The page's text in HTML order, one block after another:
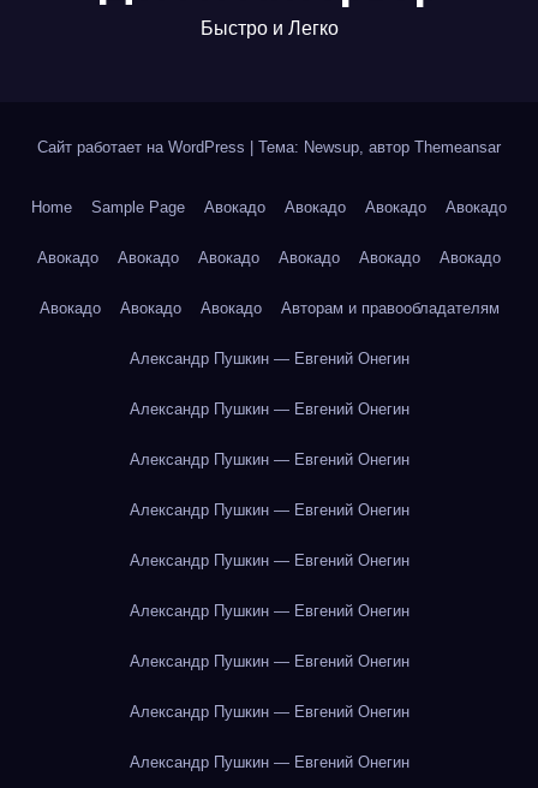
Быстро и Легко
Сайт работает на WordPress | Тема: Newsup, автор Themeansar
Home Sample Page Авокадо Авокадо Авокадо Авокадо
Авокадо Авокадо Авокадо Авокадо Авокадо Авокадо
Авокадо Авокадо Авокадо Авторам и правообладателям
Александр Пушкин — Евгений Онегин
Александр Пушкин — Евгений Онегин
Александр Пушкин — Евгений Онегин
Александр Пушкин — Евгений Онегин
Александр Пушкин — Евгений Онегин
Александр Пушкин — Евгений Онегин
Александр Пушкин — Евгений Онегин
Александр Пушкин — Евгений Онегин
Александр Пушкин — Евгений Онегин